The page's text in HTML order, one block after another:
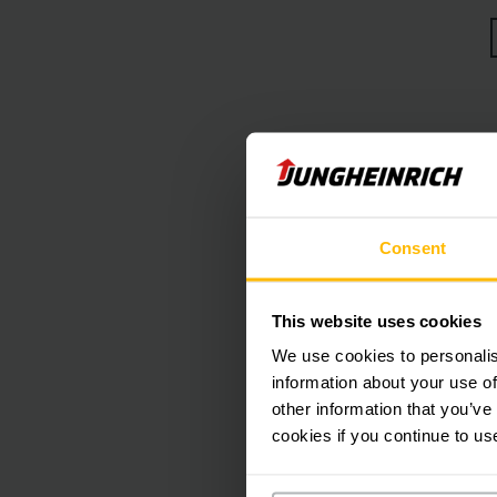
Consent
This website uses cookies
We use cookies to
information about your use
other information that
cookies if you continue to
funcionando
logística,
Siempre es
periódica de las
carretillas
Servicios
eléctrica. Con
o el amplio servicio
rendimiento. Una